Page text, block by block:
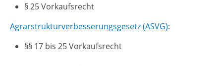
§ 25 Vorkaufsrecht
Agrarstrukturverbesserungsgesetz (ASVG):
§§ 17 bis 25 Vorkaufsrecht